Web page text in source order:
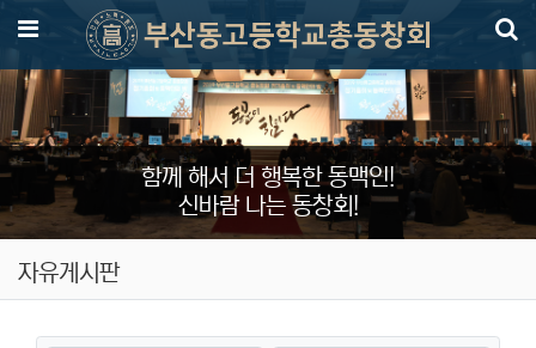
함께 해서 더 행복한 동맥인!
신바람 나는 동창회!
메뉴
자유게시판